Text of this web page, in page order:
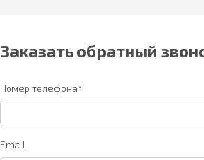
Заказать обратный
Номер телефона*
Email